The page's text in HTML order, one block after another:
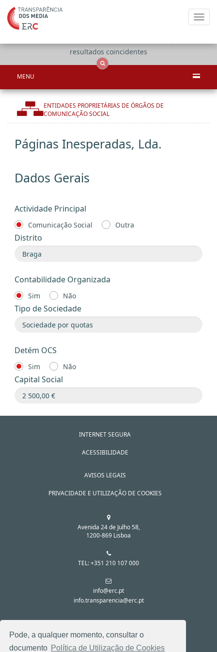
Pode, a qualquer momento, consultar o
documento Política de Utilização de Cookies
resultados coincidentes
MENU
ENTIDADES PROPRIETÁRIAS DE ÓRGÃOS DE
COMUNICAÇÃO SOCIAL
Páginas Inesperadas, Lda.
Dados Gerais
Actividade Principal
Comunicação Social Outra
Distrito
Contabilidade Organizada
Sim Não
Tipo de Sociedade
Detém OCS
Sim Não
Capital Social
INTERNET SEGURA
ACESSIBILIDADE
AVISOS LEGAIS
PRIVACIDADE E UTILIZAÇÃO DE COOKIES
Avenida 24 de Julho 58,
1200-869 Lisboa
TEL: +351 210 107 000
info@erc.pt
info.transparencia@erc.pt